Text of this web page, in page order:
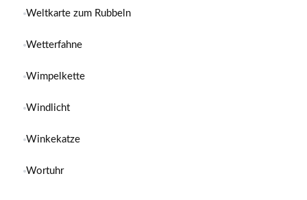
Weltkarte zum Rubbeln
Wetterfahne
Wimpelkette
Windlicht
Winkekatze
Wortuhr